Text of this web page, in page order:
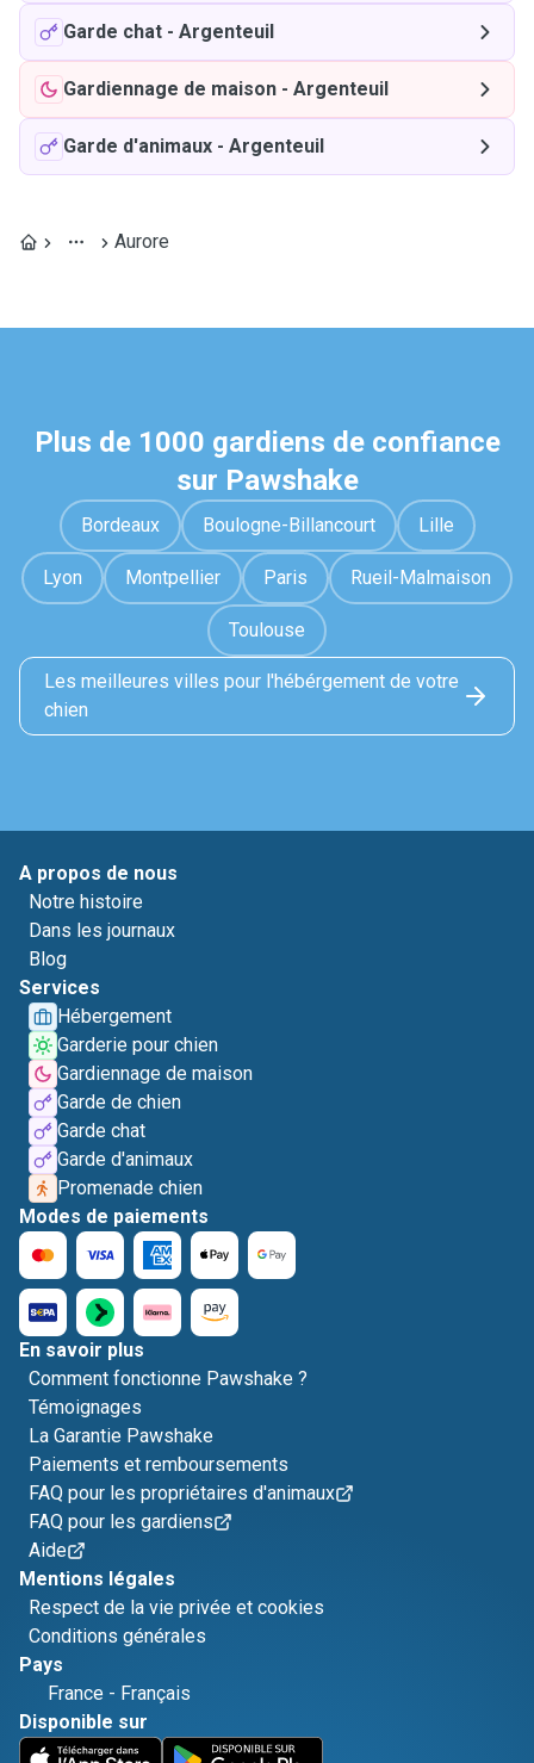
Garde chat - Argenteuil
Gardiennage de maison - Argenteuil
Garde d'animaux - Argenteuil
Aurore
Plus de 1000 gardiens de confiance
sur Pawshake
Bordeaux Boulogne-Billancourt Lille
Lyon Montpellier Paris Rueil-Malmaison
Toulouse
Les meilleures villes pour l'hébérgement de votre
chien
A propos de nous
Notre histoire
Dans les journaux
Blog
Services
Hébergement
Garderie pour chien
Gardiennage de maison
Garde de chien
Garde chat
Garde d'animaux
Promenade chien
Modes de paiements
En savoir plus
Comment fonctionne Pawshake ?
Témoignages
La Garantie Pawshake
Paiements et remboursements
FAQ pour les propriétaires d'animaux
FAQ pour les gardiens
Aide
Mentions légales
Respect de la vie privée et cookies
Conditions générales
Pays
France - Français
Disponible sur